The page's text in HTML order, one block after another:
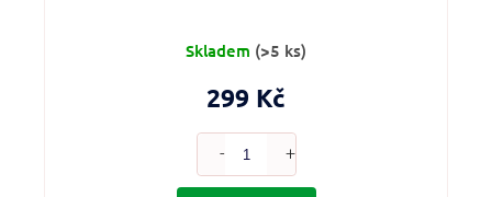
299 Kč
Skladem (>5 ks)